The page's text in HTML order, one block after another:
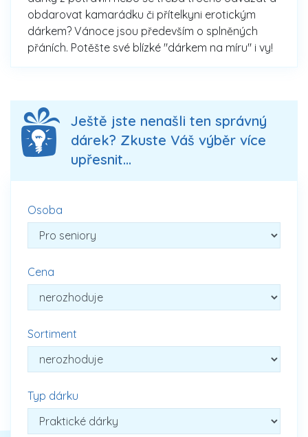
obdarovat kamarádku či přítelkyni erotickým
dárkem? Vánoce jsou především o splněných
přáních. Potěšte své blízké "dárkem na míru" i vy!
Ještě jste nenašli ten správný
dárek? Zkuste Váš výběr více
upřesnit...
Osoba
Cena
Sortiment
Typ dárku